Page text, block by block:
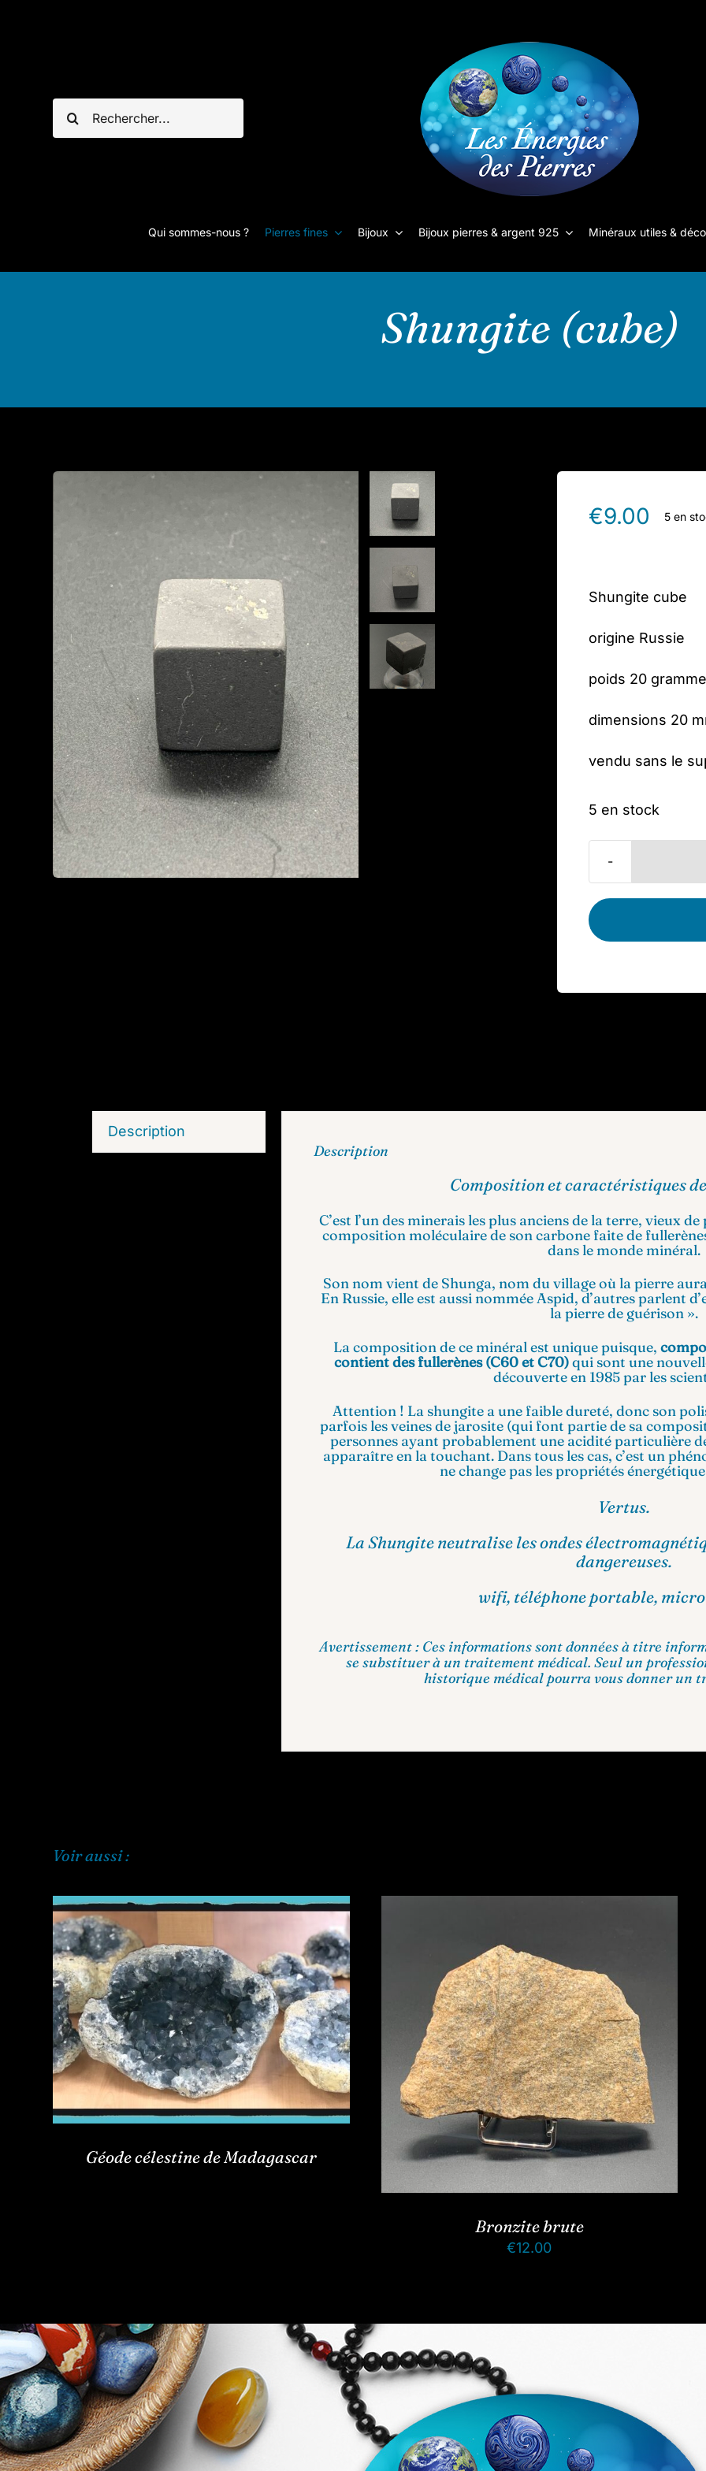
Rechercher:
Qui sommes-nous ? Pierres fines Bijoux Bijoux pierres & argent 925 Minéraux utiles &
Shungite (cube)
€9.00 5 en
Shungite cube
origine Russie
poids 20
dimensions 20
vendu sans le
5 en stock
Description
Description
Composition et caractéristiques
C’est l’un des minerais les plus anciens de la terre, vieux
composition moléculaire de son carbone faite de
dans le monde minéral.
Son nom vient de Shunga, nom du village où la pierre
En Russie, elle est aussi nommée Aspid, d’autres parlent
la pierre de guérison ».
La composition de ce minéral est unique puisque,
contient des fullerènes (C60 et C70)qui sont une
découverte en 1985 par les
Attention ! La shungite a une faible dureté, donc son
parfois les veines de jarosite (qui font partie de sa
personnes ayant probablement une acidité particulière
apparaître en la touchant. Dans tous les cas, c’est un
ne change pas les propriétés
Vertus.
La Shungite neutralise les ondes
dangereuses.
wifi, téléphone portable,
Avertissement : Ces informations sont données à titre
se substituer à un traitement médical. Seul un
historique médical pourra vous donner un
Voir aussi :
Géode célestine de Madagascar
Bronzite brute
€12.00